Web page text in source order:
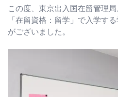
この度、東京出入国在留管理
「在留資格：留学」で入学す
がございました。